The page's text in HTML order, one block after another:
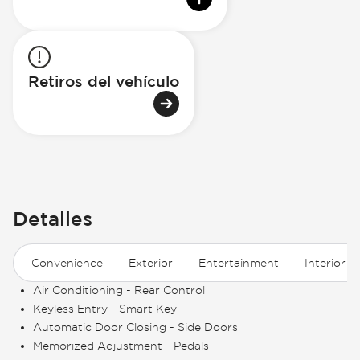
Retiros del vehículo
Detalles
Convenience Exterior Entertainment Interior
Air Conditioning - Rear Control
Keyless Entry - Smart Key
Automatic Door Closing - Side Doors
Memorized Adjustment - Pedals